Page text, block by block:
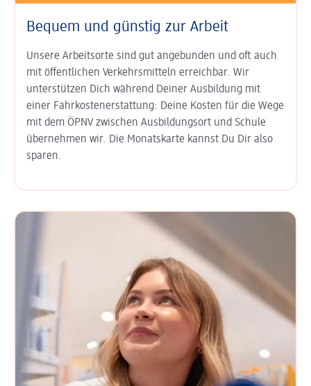
Bequem und günstig zur Arbeit
Unsere Arbeitsorte sind gut an­ge­bunden und oft auch
mit öffent­lichen Verkehrs­mitteln erreichbar. Wir
unterstützen Dich während Deiner Aus­bildung mit
einer Fahr­kosten­erstat­tung: Deine Kosten für die Wege
mit dem ÖPNV zwischen Ausbildungs­ort und Schule
übernehmen wir. Die Monats­karte kannst Du Dir also
sparen.